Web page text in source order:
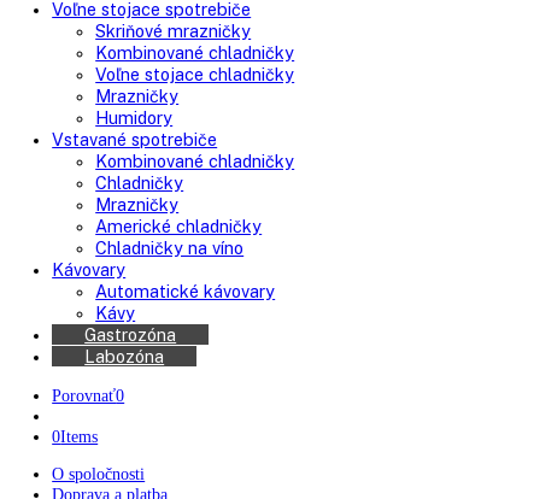
Všetky produkty
Voľne stojace spotrebiče
Skriňové mrazničky
Kombinované chladničky
Voľne stojace chladničky
Mrazničky
Humidory
Vstavané spotrebiče
Kombinované chladničky
Chladničky
Mrazničky
Americké chladničky
Chladničky na víno
Kávovary
Automatické kávovary
Gastrozóna
Porovnať 0